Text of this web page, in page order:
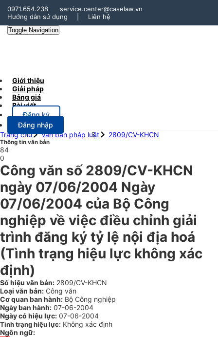
0971.654.238
service.center@caselaw.vn
Hướng dẫn sử dụng
Liên hệ
Toggle Navigation
Giới thiệu
Giải pháp
Bảng giá
Bài viết
Đăng ký
Đăng nhập
Trang chủ
Văn bản pháp luật 2809/CV-KHCN
Thông tin văn bản
84
0
Công văn số 2809/CV-KHCN
ngày 07/06/2004 Ngày
07/06/2004 của Bộ Công
nghiệp về việc điều chỉnh giải
trình đăng ký tỷ lệ nội địa hoá
(Tình trạng hiệu lực không xác
định)
Số hiệu văn bản: 2809/CV-KHCN
Loại văn bản: Công văn
Cơ quan ban hành: Bộ Công nghiệp
Ngày ban hành: 07-06-2004
Ngày có hiệu lực: 07-06-2004
Tình trạng hiệu lực: Không xác định
Ngôn ngữ: